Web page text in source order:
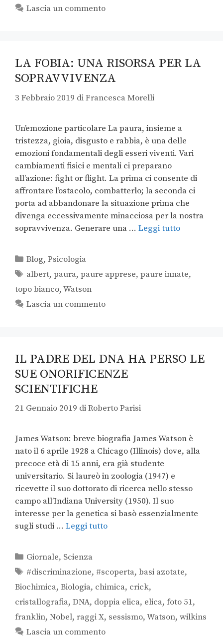
Lascia un commento
LA FOBIA: UNA RISORSA PER LA
SOPRAVVIVENZA
3 Febbraio 2019 diFrancesca Morelli
Un’emozione particolare La paura, insieme a
tristezza, gioia, disgusto e rabbia, è una delle
emozioni fondamentali degli esseri viventi. Vari
cambiamenti fisici e mentali ci preparano
all’azione: fight or flight. La prima ci consente di
affrontare l’ostacolo, combatterlo; la seconda ci
porta ad abbandonare la situazione prima che
divenga eccessivamente minacciosa per la nostra
sopravvivenza. Generare una … Leggi tutto
Blog,Psicologia
albert,paura,paure apprese,paure innate,
topo bianco,Watson
Lascia un commento
IL PADRE DEL DNA HA PERSO LE
SUE ONORIFICENZE
SCIENTIFICHE
21 Gennaio 2019 diRoberto Parisi
James Watson: breve biografia James Watson è
nato il 6 aprile 1928 a Chicago (Illinois) dove, alla
precoce età di 15 anni, era già studente
universitario. Si laureò in zoologia (1947) e
ricevette il suo dottorato di ricerca nello stesso
campo all’Indiana University (1950). Il suo
interesse per la genetica si basò essenzialmente
sugli studi … Leggi tutto
Giornale, Scienza
#discriminazione, #scoperta,basi azotate,
Biochimica, Biologia, chimica, crick,
cristallografia, DNA, doppia elica, elica, foto 51,
franklin, Nobel, raggi X, sessismo,Watson, wilkins
Lascia un commento